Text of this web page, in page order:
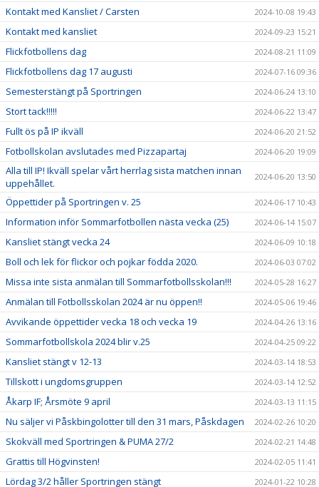
Kontakt med Kansliet / Carsten 2024-10-08 19:43
Kontakt med kansliet 2024-09-23 15:21
Flickfotbollens dag 2024-08-21 11:09
Flickfotbollens dag 17 augusti 2024-07-16 09:36
Semesterstängt på Sportringen 2024-06-24 13:10
Stort tack!!!!! 2024-06-22 13:47
Fullt ös på IP ikväll 2024-06-20 21:52
Fotbollskolan avslutades med Pizzapartaj 2024-06-20 19:09
Alla till IP! Ikväll spelar vårt herrlag sista matchen innan
uppehållet.
2024-06-20 13:50
Öppettider på Sportringen v. 25 2024-06-17 10:43
Information inför Sommarfotbollen nästa vecka (25) 2024-06-14 15:07
Kansliet stängt vecka 24 2024-06-09 10:18
Boll och lek för flickor och pojkar födda 2020. 2024-06-03 07:02
Missa inte sista anmälan till Sommarfotbollsskolan!!! 2024-05-28 16:27
Anmälan till Fotbollsskolan 2024 är nu öppen!! 2024-05-06 19:46
Avvikande öppettider vecka 18 och vecka 19 2024-04-26 13:16
Sommarfotbollskola 2024 blir v.25 2024-04-25 09:22
Kansliet stängt v 12-13 2024-03-14 18:53
Tillskott i ungdomsgruppen 2024-03-14 12:52
Åkarp IF; Årsmöte 9 april 2024-03-13 11:15
Nu säljer vi Påskbingolotter till den 31 mars, Påskdagen 2024-02-26 10:20
Skokväll med Sportringen & PUMA 27/2 2024-02-21 14:48
Grattis till Högvinsten! 2024-02-05 11:41
Lördag 3/2 håller Sportringen stängt 2024-01-22 10:28